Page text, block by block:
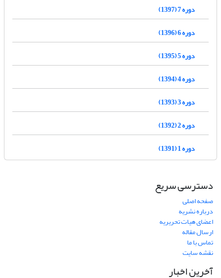
دوره 7 (1397)
دوره 6 (1396)
دوره 5 (1395)
دوره 4 (1394)
دوره 3 (1393)
دوره 2 (1392)
دوره 1 (1391)
دسترسی سریع
صفحه اصلی
درباره نشریه
اعضای هیات تحریریه
ارسال مقاله
تماس با ما
نقشه سایت
آخرین اخبار